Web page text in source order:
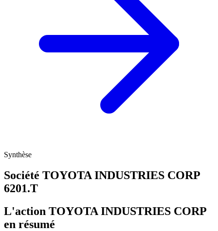
Synthèse
Société TOYOTA INDUSTRIES CORP
6201.T
L'action TOYOTA INDUSTRIES CORP
en résumé